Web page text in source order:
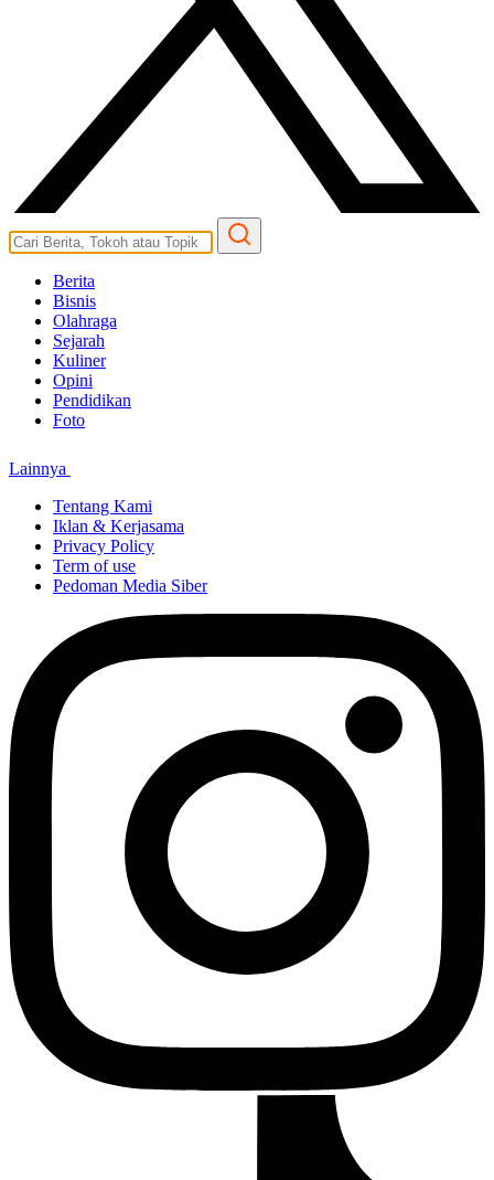
Berita
Bisnis
Olahraga
Sejarah
Kuliner
Opini
Pendidikan
Foto
Lainnya
Tentang Kami
Iklan & Kerjasama
Privacy Policy
Term of use
Pedoman Media Siber